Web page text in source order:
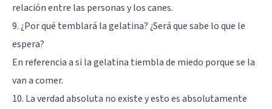
relación entre las personas y los canes.
9. ¿Por qué temblará la gelatina? ¿Será que sabe lo que le
espera?
En referencia a si la gelatina tiembla de miedo porque se la
van a comer.
10. La verdad absoluta no existe y esto es absolutamente